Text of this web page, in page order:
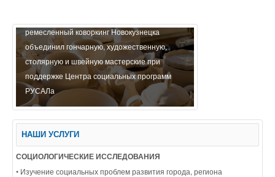
ремесленный коворкинг Новокузнецка
объединил гончарную, художественную,
столярную и швейную мастерские при
поддержке Центра социальных программ
РУСАЛа
НАШИ УСЛУГИ
СОЦИОЛОГИЧЕСКИЕ ИССЛЕДОВАНИЯ
• Изучение социальных проблем развития города, региона